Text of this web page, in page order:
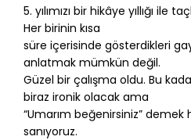
5. yılımızı bir hikâye yıllığı ile
Her birinin kısa
süre içerisinde gösterdikleri
anlatmak mümkün değil.
Güzel bir çalışma oldu. Bu
biraz ironik olacak ama
“Umarım beğenirsiniz” demek
sanıyoruz.